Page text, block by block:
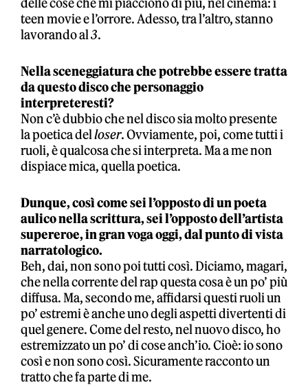
teen movie e l’orrore. Adesso, tra l’altro, stanno
lavorando al3.
Nella sceneggiatura che potrebbe essere tratta
da questo disco che personaggio
interpreteresti?
Non c’è dubbio che nel disco sia molto presente
la poetica delloser. Ovviamente, poi, come tutti i
ruoli, è qualcosa che si interpreta. Ma a me non
dispiace mica, quella poetica.
Dunque, così come sei l’opposto di un poeta
aulico nella scrittura, sei l’opposto dell’artista
supereroe, in gran voga oggi, dal punto di vista
narratologico.
Beh, dai, non sono poi tutti così. Diciamo, magari,
che nella corrente del rap questa cosa è un po’ più
diffusa. Ma, secondo me, affidarsi questi ruoli un
po’ estremi è anche uno degli aspetti divertenti di
quel genere. Come del resto, nel nuovo disco, ho
estremizzato un po’ di cose anch’io. Cioè: io sono
così e non sono così. Sicuramente racconto un
tratto che fa parte di me.